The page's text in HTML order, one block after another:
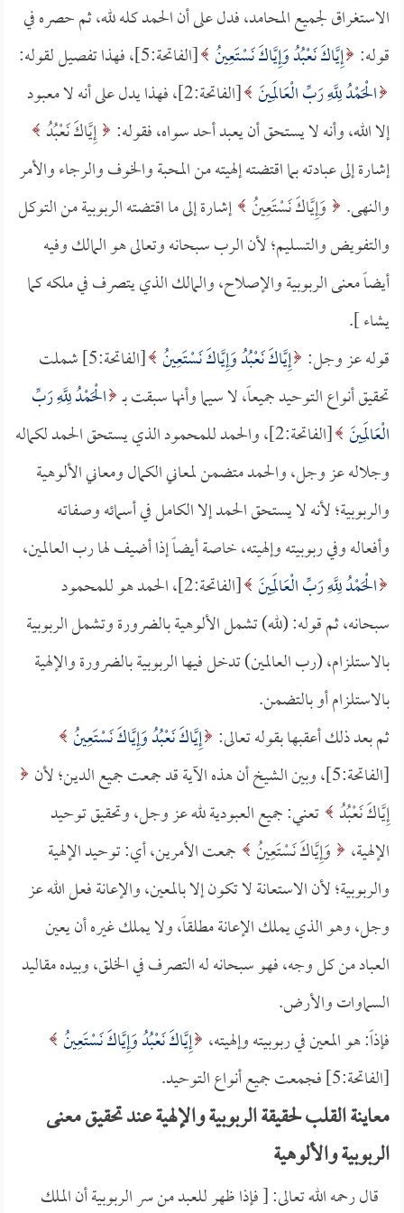
الاستغراق لجميع المحامد، فدل على أن الحمد كله لله، ثم حصره في
قوله: إِيَّاكَ نَعْبُدُ وَإِيَّاكَ نَسْتَعِينُ [الفاتحة:5]، فهذا تفصيل لقوله:
الْحَمْدُ لِلَّهِ رَبِّ الْعَالَمِينَ
[الفاتحة:2]، فهذا يدل على أنه لا معبود
إلا الله، وأنه لا يستحق أن يعبد أحد سواه، فقوله: إِيَّاكَ نَعْبُدُ
إشارة إلى عبادته بما اقتضته إلهيته من المحبة والخوف والرجاء والأمر
والنهى.
وَإِيَّاكَ نَسْتَعِينُ إشارة إلى ما اقتضته الربوبية من التوكل
والتفويض والتسليم؛ لأن الرب سبحانه وتعالى هو المالك وفيه
أيضاً معنى الربوبية والإصلاح، والمالك الذي يتصرف في ملكه كما
يشاء ].
قوله عز وجل: إِيَّاكَ نَعْبُدُ وَإِيَّاكَ نَسْتَعِينُ
[الفاتحة:5] شملت
تحقيق أنواع التوحيد جميعاً، لا سيما وأنها سبقت بـ الْحَمْدُ لِلَّهِ رَبِّ
الْعَالَمِينَ
[الفاتحة:2]، والحمد للمحمود الذي يستحق الحمد لكماله
وجلاله عز وجل، والحمد متضمن لمعاني الكمال ومعاني الألوهية
والربوبية؛ لأنه لا يستحق الحمد إلا الكامل في أسمائه وصفاته
وأفعاله وفي ربوبيته وإلهيته، خاصة أيضاً إذا أضيف لها رب العالمين،
الْحَمْدُ لِلَّهِ رَبِّ الْعَالَمِينَ
[الفاتحة:2]، الحمد هو للمحمود
سبحانه، ثم قوله: (لله) تشمل الألوهية بالضرورة وتشمل الربوبية
بالاستلزام، (رب العالمين) تدخل فيها الربوبية بالضرورة والإلهية
بالاستلزام أو بالتضمن.
ثم بعد ذلك أعقبها بقوله تعالى: إِيَّاكَ نَعْبُدُ وَإِيَّاكَ نَسْتَعِينُ
[الفاتحة:5]، وبين الشيخ أن هذه الآية قد جمعت جميع الدين؛ لأن
إِيَّاكَ نَعْبُدُ تعني: جميع العبودية لله عز وجل، وتحقيق توحيد
الإلهية،
وَإِيَّاكَ نَسْتَعِينُ جمعت الأمرين، أي: توحيد الإلهية
والربوبية؛ لأن الاستعانة لا تكون إلا بالمعين، والإعانة فعل الله عز
وجل، وهو الذي يملك الإعانة مطلقاً، ولا يملك غيره أن يعين
العباد من كل وجه، فهو سبحانه له التصرف في الخلق، وبيده مقاليد
السماوات والأرض.
فإذاً: هو المعين في ربوبيته وإلهيته، إِيَّاكَ نَعْبُدُ وَإِيَّاكَ نَسْتَعِينُ
[الفاتحة:5] فجمعت جميع أنواع التوحيد.
معاينة القلب لحقيقة الربوبية والإلهية عند تحقيق معنى
الربوبية والألوهية
قال رحمه الله تعالى: [ فإذا ظهر للعبد من سر الربوبية أن الملك